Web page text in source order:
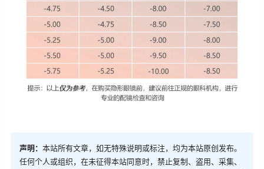
声明： 本站所有文章，如无特殊说明或标注，均为本站原创发布。
任何个人或组织，在未征得本站同意时，禁止复制、盗用、采集、